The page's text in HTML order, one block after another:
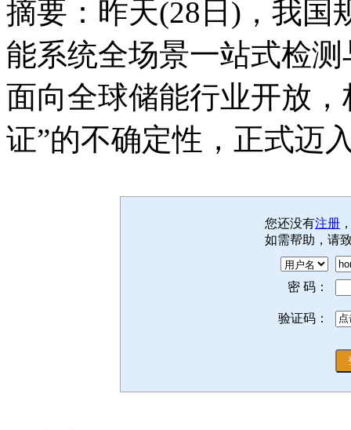
摘要：昨天(28日)，我国
能系统全场景一站式检
面向全球储能行业开放
证”的不确定性，正式迈
您还没有注册
如需帮助，请
密 码：
验证码：